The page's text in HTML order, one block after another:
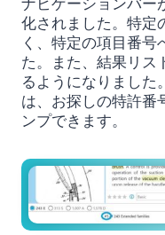
化されました。特定
く、特定の項目番
た。また、結果リス
るようになりました
は、お探しの特許番
ンプできます。